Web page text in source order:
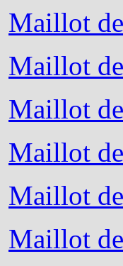
Maillot
Maillot
Maillot
Maillot
Maillot
Maillot